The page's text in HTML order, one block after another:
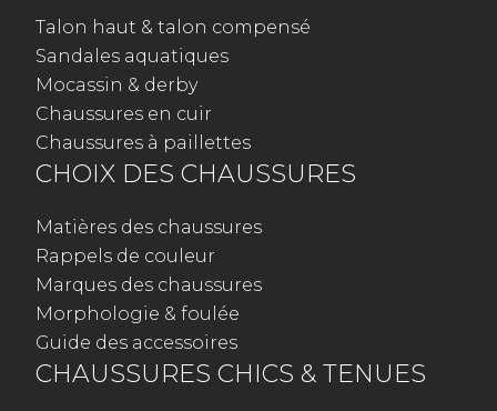
Talon haut & talon compensé
Sandales aquatiques
Mocassin & derby
Chaussures en cuir
Chaussures à paillettes
CHOIX DES CHAUSSURES
Matières des chaussures
Rappels de couleur
Marques des chaussures
Morphologie & foulée
Guide des accessoires
CHAUSSURES CHICS & TENUES